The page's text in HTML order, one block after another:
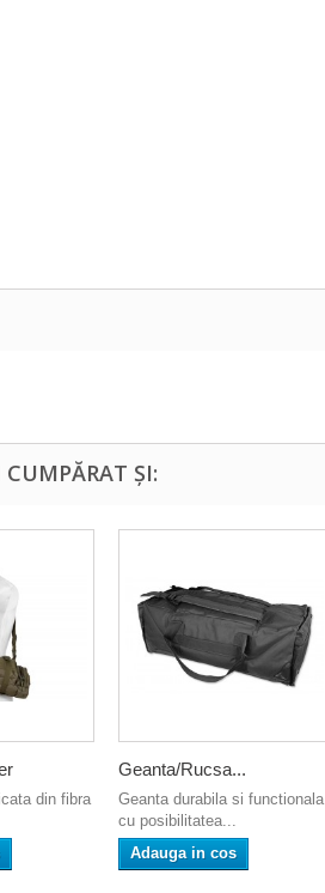
ȘI:
din fibra
Geanta/Rucsa...
Geanta durabila si functionala
cu posibilitatea...
Adauga in cos